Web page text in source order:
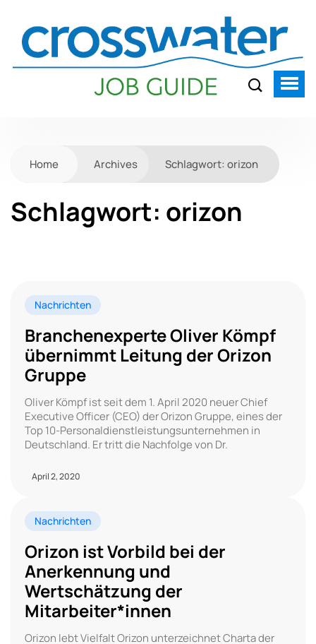
Home Archives Schlagwort: orizon
Schlagwort: orizon
Nachrichten
Branchenexperte Oliver Kömpf
übernimmt Leitung der Orizon
Gruppe
Oliver Kömpf ist seit dem 1. April 2020 neuer Chief
Executive Officer (CEO) der Orizon Gruppe, eines der
Top 10-Personaldienstleistungsunternehmen in
Deutschland. Er tritt die Nachfolge von Dr.
April 2, 2020
Nachrichten
Orizon ist Vorbild bei der
Anerkennung und
Wertschätzung der
Mitarbeiter*innen
Orizon lebt Vielfalt Orizon unterzeichnet Charta der